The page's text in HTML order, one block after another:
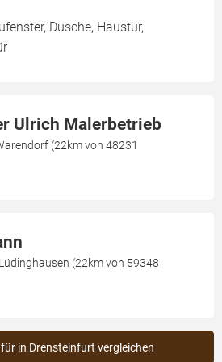
Dusche, Haustür,
Ulrich Malerbetrieb
(22km von 48231
(22km von 59348
in Drensteinfurt vergleichen